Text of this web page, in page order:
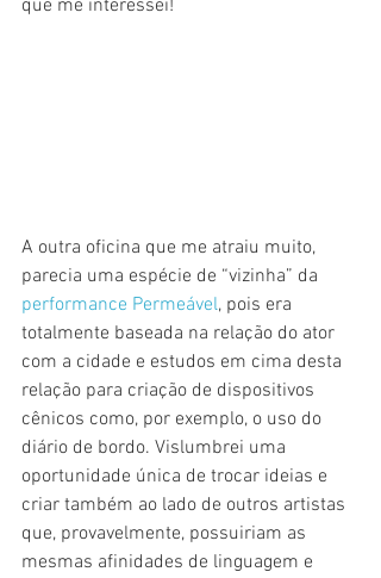
que me interessei!
A outra oficina que me atraiu muito,
parecia uma espécie de “vizinha” da
performance Permeável, pois era
totalmente baseada na relação do ator
com a cidade e estudos em cima desta
relação para criação de dispositivos
cênicos como, por exemplo, o uso do
diário de bordo. Vislumbrei uma
oportunidade única de trocar ideias e
criar também ao lado de outros artistas
que, provavelmente, possuiriam as
mesmas afinidades de linguagem e